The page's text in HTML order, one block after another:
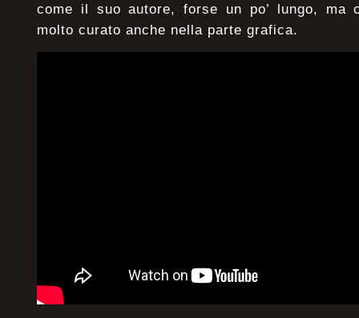
come il suo autore, forse un po’ lungo, ma
molto curato anche nella parte grafica.